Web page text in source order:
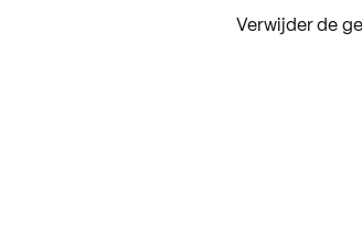
Verwijder de